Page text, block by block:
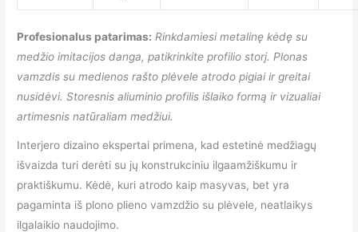
Profesionalus patarimas: Rinkdamiesi metalinę kėdę su
medžio imitacijos danga, patikrinkite profilio storį. Plonas
vamzdis su medienos rašto plėvele atrodo pigiai ir greitai
nusidėvi. Storesnis aliuminio profilis išlaiko formą ir vizualiai
artimesnis natūraliam medžiui.
Interjero dizaino ekspertai primena, kad estetinė medžiagų
išvaizda turi derėti su jų konstrukciniu ilgaamžiškumu ir
praktiškumu. Kėdė, kuri atrodo kaip masyvas, bet yra
pagaminta iš plono plieno vamzdžio su plėvele, neatlaikys
ilgalaikio naudojimo.